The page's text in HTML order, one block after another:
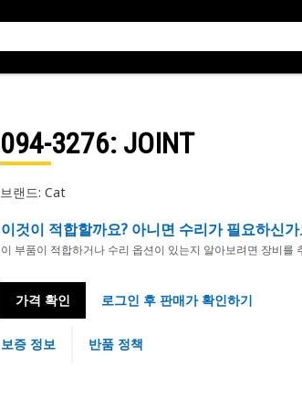
094-3276: JOINT
브랜드: Cat
이것이 적합할까요? 아니면 수리가 필요하신가
이 부품이 적합하거나 수리 옵션이 있는지 알아보려면 장비를
가격 확인 로그인 후 판매가 확인하기
보증 정보 반품 정책